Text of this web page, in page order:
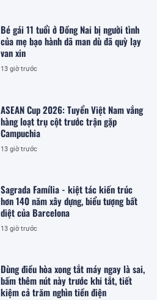
Bé gái 11 tuổi ở Đồng Nai bị người tình
của mẹ bạo hành dã man dù đã quỳ lạy
van xin
13 giờ trước
ASEAN Cup 2026: Tuyển Việt Nam vắng
hàng loạt trụ cột trước trận gặp
Campuchia
13 giờ trước
Sagrada Família - kiệt tác kiến trúc
hơn 140 năm xây dựng, biểu tượng bất
diệt của Barcelona
13 giờ trước
Dùng điều hòa xong tắt máy ngay là sai,
bấm thêm nút này trước khi tắt, tiết
kiệm cả trăm nghìn tiền điện